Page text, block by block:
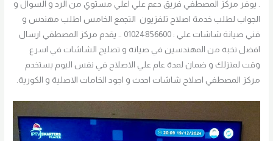
. يوفر مركز المصطفي فريق دعم علي اعلي مستوي من الرد و السوال و
الجواب لطلب خدمة اصلاح تلفزيون التجمع الخامس اطلب مهندس و
فني صيانة شاشات علي : 01024856600 .. يقدم مركز المصطفي ارسال
افضل نخبة من المهندسين في صيانة و تصليح الشاشات في اسرع
وقت لمنزلك و ضمان لمدة عام علي الاصلاح في نفس اليوم يستخدم
مركز المصطفي اصلاح شاشات احدث و اجود الخامات الاصلية و الكورية.